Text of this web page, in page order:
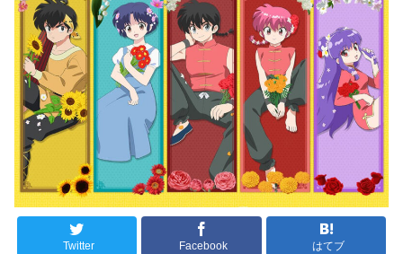
Twitter Facebook はてブ